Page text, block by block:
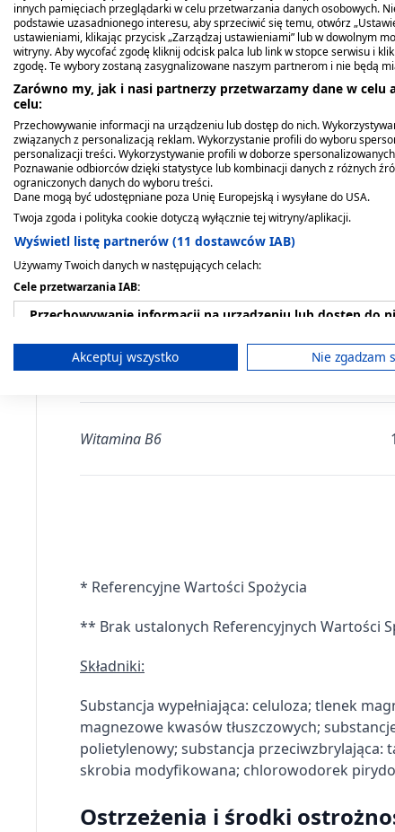
Dawkowanie
1 tabletka 2-3 razy dziennie.
Co zawiera produkt?
Składnik
Ekstrakt z melisy
Magnez
Witamina B6
* Referencyjne Wartości Spożycia
** Brak ustalonych Referencyjnych Wartości
Składniki:
Substancja wypełniająca: celuloza; tlenek
magnezowe kwasów tłuszczowych;
polietylenowy; substancja przeciwzbrylająca:
skrobia modyfikowana; chlorowodorek
Ostrzeżenia i środki
innych pamięciach przeglądarki w celu przetwarzania danych osobowych.
podstawie uzasadnionego interesu, aby sprzeciwić się temu, otwórz
ustawieniami, klikając przycisk „Zarządzaj ustawieniami” lub w dowolnym
witryny. Aby wycofać zgodę kliknij odcisk palca lub link w stopce serwisu i
zgodę. Te wybory zostaną zasygnalizowane naszym partnerom i nie będą
Zarówno my, jak i nasi partnerzy przetwarzamy dane w
celu:
Przechowywanie informacji na urządzeniu lub dostęp do nich.
związanych z personalizacją reklam. Wykorzystanie profili do wyboru
personalizacji treści. Wykorzystywanie profili w doborze
Poznawanie odbiorców dzięki statystyce lub kombinacji danych z różnych
ograniczonych danych do wyboru treści.
Dane mogą być udostępniane poza Unię Europejską i wysyłane do USA.
Twoja zgoda i polityka cookie dotyczą wyłącznie tej witryny/aplikacji.
Wyświetl listę partnerów (11 dostawców IAB)
Używamy Twoich danych w następujących celach:
Cele przetwarzania IAB:
Przechowywanie informacji na urządzeniu lub dostęp do
Wykorzystywanie ograniczonych danych do wyboru
Funkcje specjalne IAB:
Użycie dokładnych danych geolokalizacyjnych
Identyfikowanie urządzeń na podstawie aktywnie
Cele przetwarzania inne niż IAB:
Akceptuj wszystko Nie zgadzam